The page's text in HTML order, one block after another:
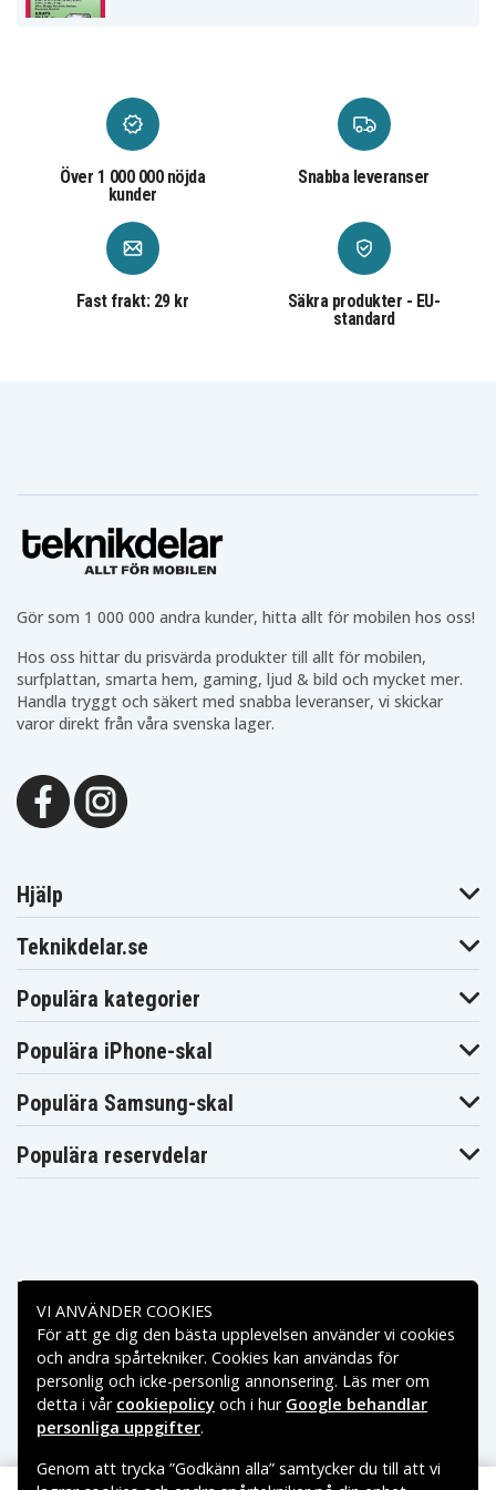
Över 1 000 000 nöjda
kunder
Snabba leveranser
Fast frakt: 29 kr
Säkra produkter - EU-
standard
Gör som 1 000 000 andra kunder, hitta allt för mobilen hos oss!
Hos oss hittar du prisvärda produkter till allt för mobilen,
surfplattan, smarta hem, gaming, ljud & bild och mycket mer.
Handla tryggt och säkert med snabba leveranser, vi skickar
varor direkt från våra svenska lager.
Hjälp
Teknikdelar.se
Populära kategorier
Populära iPhone-skal
Populära Samsung-skal
Populära reservdelar
Betalningsalternativ
Leveransalternativ
VI ANVÄNDER COOKIES
För att ge dig den bästa upplevelsen använder vi cookies
och andra spårtekniker. Cookies kan användas för
personlig och icke-personlig annonsering. Läs mer om
detta i vår cookiepolicy och i hur Google behandlar
personliga uppgifter.
Genom att trycka ”Godkänn alla” samtycker du till att vi